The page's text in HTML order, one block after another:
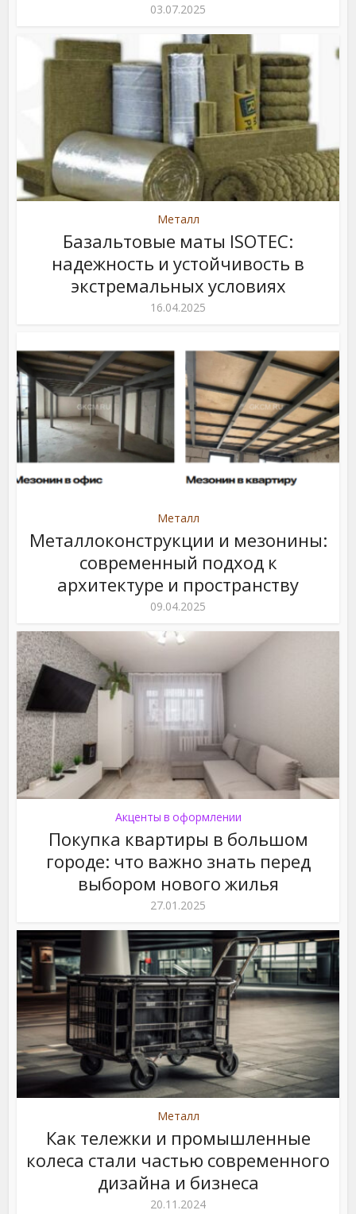
03.07.2025
Металл
Базальтовые маты ISOTEC:
надежность и устойчивость в
экстремальных условиях
16.04.2025
Металл
Металлоконструкции и мезонины:
современный подход к
архитектуре и пространству
09.04.2025
Акценты в оформлении
Покупка квартиры в большом
городе: что важно знать перед
выбором нового жилья
27.01.2025
Металл
Как тележки и промышленные
колеса стали частью современного
дизайна и бизнеса
20.11.2024